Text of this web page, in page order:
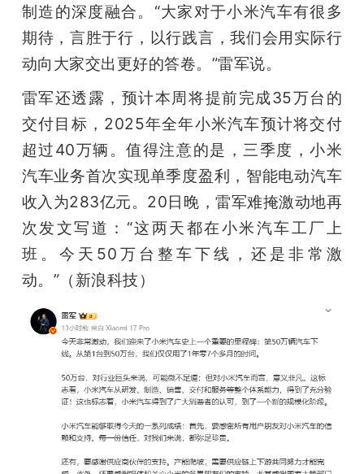
制造的深度融合。“大家对于小米汽车有很多
期待，言胜于行，以行践言，我们会用实际行
动向大家交出更好的答卷。”雷军说。
雷军还透露，预计本周将提前完成35万台的
交付目标，2025年全年小米汽车预计将交付
超过40万辆。值得注意的是，三季度，小米
汽车业务首次实现单季度盈利，智能电动汽车
收入为283亿元。20日晚，雷军难掩激动地再
次发文写道：“这两天都在小米汽车工厂上
班。今天50万台整车下线，还是非常激
动。”（新浪科技）